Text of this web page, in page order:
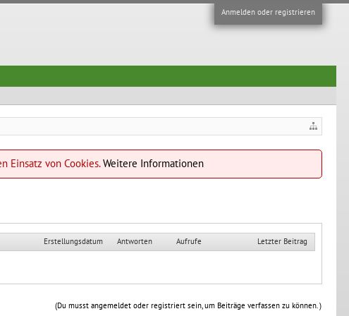
Anmelden oder registrieren
Einsatz von Cookies.Weitere Informationen
Erstellungsdatum Antworten Aufrufe Letzter Beitrag
(Du musst angemeldet oder registriert sein, um Beiträge verfassen zu können. )